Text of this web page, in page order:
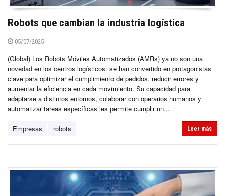
Robots que cambian la industria logística
05/07/2025
(Global) Los Robots Móviles Automatizados (AMRs) ya no son una
novedad en los centros logísticos: se han convertido en protagonistas
clave para optimizar el cumplimiento de pedidos, reducir errores y
aumentar la eficiencia en cada movimiento. Su capacidad para
adaptarse a distintos entornos, colaborar con operarios humanos y
automatizar tareas específicas les permite cumplir un...
Empresas robots Leer más